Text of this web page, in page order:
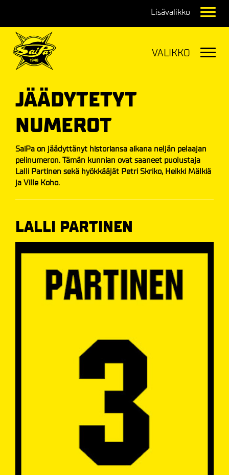
JÄÄDYTETYT
NUMEROT
SaiPa on jäädyttänyt historiansa aikana neljän pelaajan
pelinumeron. Tämän kunnian ovat saaneet puolustaja
Lalli Partinen sekä hyökkääjät Petri Skriko, Heikki Mälkiä
ja Ville Koho.
LALLI PARTINEN